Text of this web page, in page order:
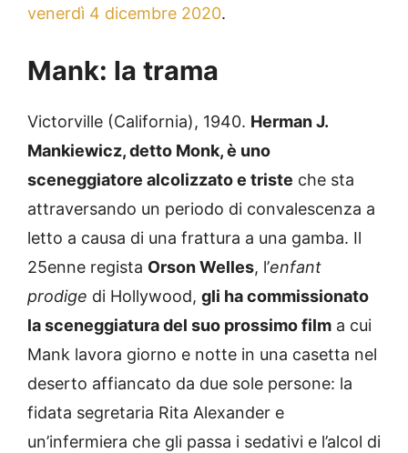
venerdì 4 dicembre 2020.
Mank: la trama
Victorville (California), 1940. Herman J.
Mankiewicz, detto Monk, è uno
sceneggiatore alcolizzato e triste che sta
attraversando un periodo di convalescenza a
letto a causa di una frattura a una gamba. Il
25enne regista Orson Welles, l’enfant
prodige di Hollywood, gli ha commissionato
la sceneggiatura del suo prossimo film a cui
Mank lavora giorno e notte in una casetta nel
deserto affiancato da due sole persone: la
fidata segretaria Rita Alexander e
un’infermiera che gli passa i sedativi e l’alcol di